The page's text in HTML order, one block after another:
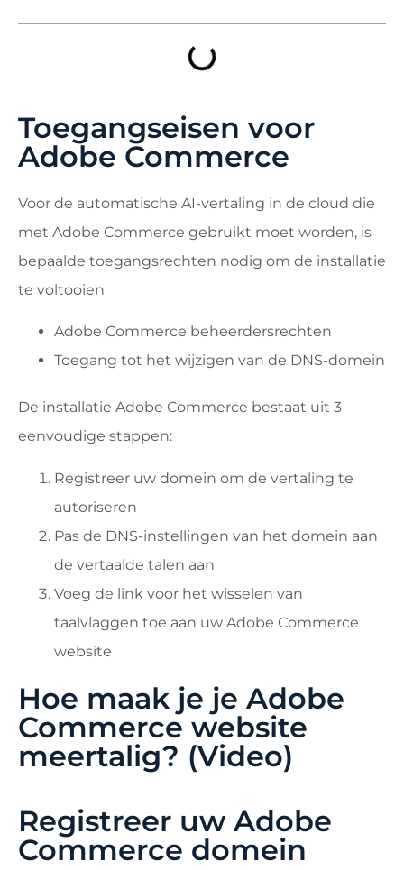
Toegangseisen voor
Adobe Commerce
Voor de automatische AI-vertaling in de cloud die
met Adobe Commerce gebruikt moet worden, is
bepaalde toegangsrechten nodig om de installatie
te voltooien
Adobe Commerce beheerdersrechten
Toegang tot het wijzigen van de DNS-domein
De installatie Adobe Commerce bestaat uit 3
eenvoudige stappen:
Registreer uw domein om de vertaling te
autoriseren
Pas de DNS-instellingen van het domein aan
de vertaalde talen aan
Voeg de link voor het wisselen van
taalvlaggen toe aan uw Adobe Commerce
website
Hoe maak je je Adobe
Commerce website
meertalig? (Video)
Registreer uw Adobe
Commerce domein